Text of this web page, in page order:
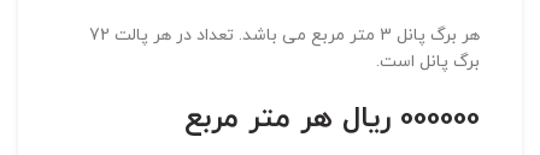
هر برگ پانل 3 متر مربع می باشد. تعداد در هر پالت 72
برگ پانل است.
000000 ریال هر متر مربع